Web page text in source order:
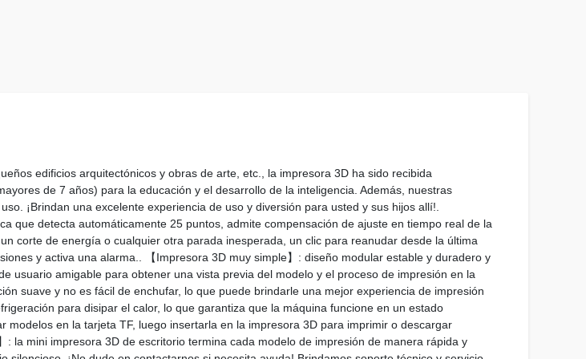
edificios arquitectónicos y obras de arte, etc., la impresora 3D ha sido recibida
de 7 años) para la educación y el desarrollo de la inteligencia. Además, nuestras
¡Brindan una excelente experiencia de uso y diversión para usted y sus hijos allí!.
que detecta automáticamente 25 puntos, admite compensación de ajuste en tiempo real de la
corte de energía o cualquier otra parada inesperada, un clic para reanudar desde la última
y activa una alarma.. 【Impresora 3D muy simple】: diseño modular estable y duradero y
usuario amigable para obtener una vista previa del modelo y el proceso de impresión en la
suave y no es fácil de enchufar, lo que puede brindarle una mejor experiencia de impresión
para disipar el calor, lo que garantiza que la máquina funcione en un estado
en la tarjeta TF, luego insertarla en la impresora 3D para imprimir o descargar
la mini impresora 3D de escritorio termina cada modelo de impresión de manera rápida y